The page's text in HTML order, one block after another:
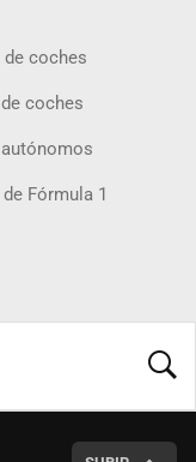
de coches
coches
Fórmula 1